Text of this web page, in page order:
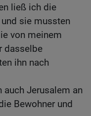
ließ ich die
sie mussten
von meinem
dasselbe
ihn nach
auch Jerusalem an
Bewohner und